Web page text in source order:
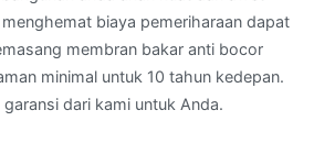
biaya pemeriharaan dapat
membran bakar anti bocor
minimal untuk 10 tahun kedepan.
dari kami untuk Anda.